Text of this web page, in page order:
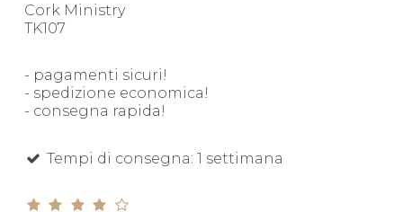
Cork Ministry
TK107
- pagamenti sicuri!
- spedizione economica!
- consegna rapida!
Tempi di consegna: 1 settimana